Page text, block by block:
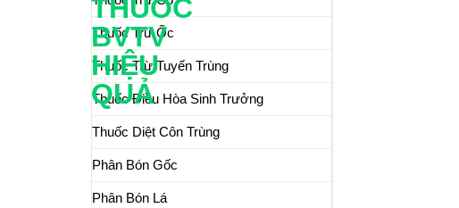
Thuốc Trừ Ốc
Thuốc Trừ Tuyến Trùng
Thuốc Điều Hòa Sinh Trưởng
Thuốc Diệt Côn Trùng
Phân Bón Gốc
Phân Bón Lá